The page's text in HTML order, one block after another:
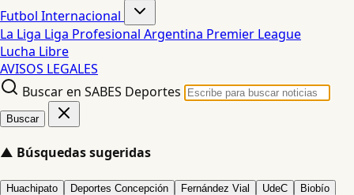
Futbol Internacional
La Liga Liga Profesional Argentina Premier League
Lucha Libre
AVISOS LEGALES
Buscar en SABES Deportes
Buscar
▲ Búsquedas sugeridas
Huachipato Deportes Concepción Fernández Vial UdeC Biobío